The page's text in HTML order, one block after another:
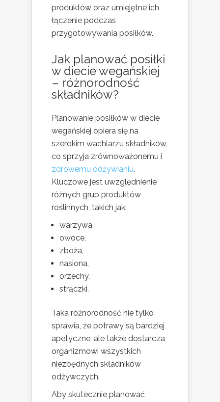
produktów oraz umiejętne ich
łączenie podczas
przygotowywania posiłków.
Jak planować posiłki
w diecie wegańskiej
– różnorodność
składników?
Planowanie posiłków w diecie
wegańskiej opiera się na
szerokim wachlarzu składników,
co sprzyja zrównoważonemu i
zdrowemu odżywianiu.
Kluczowe jest uwzględnienie
różnych grup produktów
roślinnych, takich jak:
warzywa,
owoce,
zboża,
nasiona,
orzechy,
strączki.
Taka różnorodność nie tylko
sprawia, że potrawy są bardziej
apetyczne, ale także dostarcza
organizmowi wszystkich
niezbędnych składników
odżywczych.
Aby skutecznie planować